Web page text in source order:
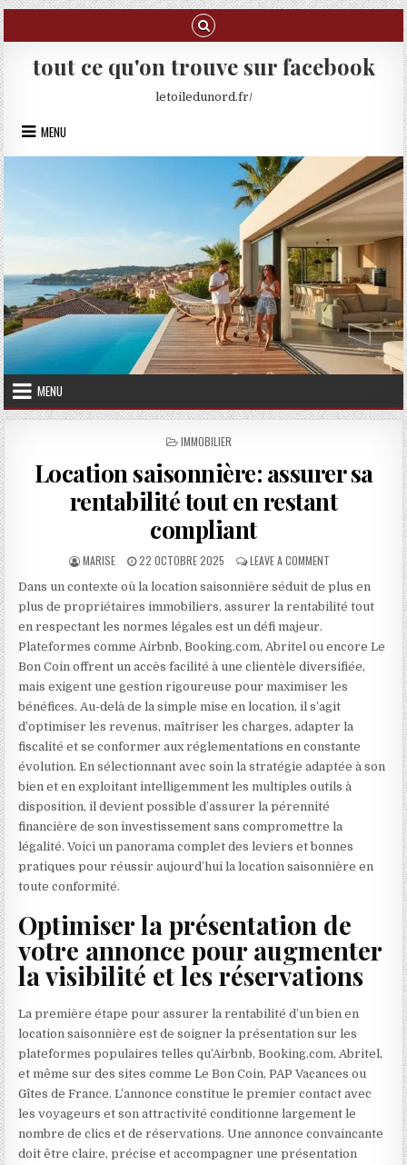
Skip to content
tout ce qu'on trouve sur facebook
letoiledunord.fr/
MENU
MENU
POSTED IN
IMMOBILIER
Location saisonnière: assurer sa
rentabilité tout en restant
compliant
AUTHOR:
MARISE PUBLISHED DATE:
22 OCTOBRE 2025 LEAVE A COMMENTON LOCATION
Dans un contexte où la location saisonnière séduit de plus en
plus de propriétaires immobiliers, assurer la rentabilité tout
en respectant les normes légales est un défi majeur.
Plateformes comme Airbnb, Booking.com, Abritel ou encore Le
Bon Coin offrent un accès facilité à une clientèle diversifiée,
mais exigent une gestion rigoureuse pour maximiser les
bénéfices. Au-delà de la simple mise en location, il s’agit
d’optimiser les revenus, maîtriser les charges, adapter la
fiscalité et se conformer aux réglementations en constante
évolution. En sélectionnant avec soin la stratégie adaptée à son
bien et en exploitant intelligemment les multiples outils à
disposition, il devient possible d’assurer la pérennité
financière de son investissement sans compromettre la
légalité. Voici un panorama complet des leviers et bonnes
pratiques pour réussir aujourd’hui la location saisonnière en
toute conformité.
Optimiser la présentation de
votre annonce pour augmenter
la visibilité et les réservations
La première étape pour assurer la rentabilité d’un bien en
location saisonnière est de soigner la présentation sur les
plateformes populaires telles qu’Airbnb, Booking.com, Abritel,
et même sur des sites comme Le Bon Coin, PAP Vacances ou
Gîtes de France. L’annonce constitue le premier contact avec
les voyageurs et son attractivité conditionne largement le
nombre de clics et de réservations. Une annonce convaincante
doit être claire, précise et accompagner une présentation